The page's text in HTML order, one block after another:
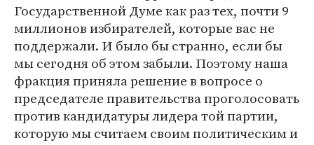
Государственной Думе как раз тех, почти 9
миллионов избирателей, которые вас не
поддержали. И было бы странно, если бы
мы сегодня об этом забыли. Поэтому наша
фракция приняла решение в вопросе о
председателе правительства проголосовать
против кандидатуры лидера той партии,
которую мы считаем своим политическим и